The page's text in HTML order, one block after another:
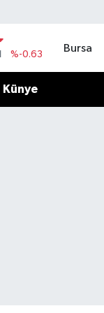
%-0.63
%0.16
Bursa
Künye